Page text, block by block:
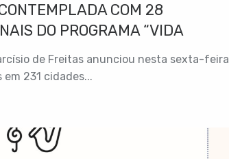
COM 28
DO PROGRAMA “VIDA
de Freitas anunciou nesta sexta-feira
231 cidades...